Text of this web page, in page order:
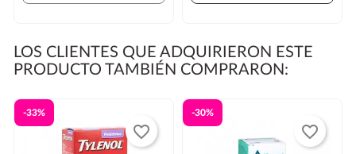
LOS CLIENTES QUE ADQUIRIERON ESTE
PRODUCTO TAMBIÉN COMPRARON:
-33%
favorite_border
-30%
favorite_border